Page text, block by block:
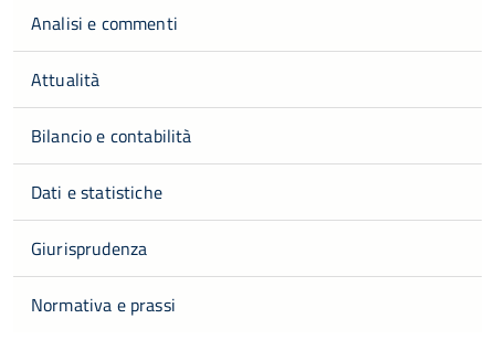
Analisi e commenti
Attualità
Bilancio e contabilità
Dati e statistiche
Giurisprudenza
Normativa e prassi